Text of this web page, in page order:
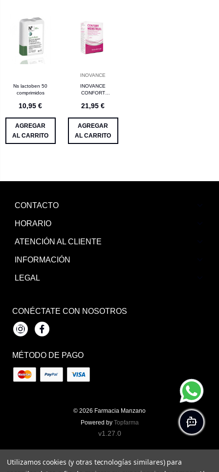
Ns lactoben 50
comprimidos
10,95 €
AGREGAR
AL CARRITO
INOVANCE
INOVANCE
CONFORT
COMPRIMIDOS
21,95 €
AGREGAR
AL CARRITO
CONTACTO
HORARIO
ATENCIÓN AL CLIENTE
INFORMACIÓN
LEGAL
CONÉCTATE CON NOSOTROS
InstagramFacebook
MÉTODO DE PAGO
© 2026 Farmacia Manzano
Powered by Topfarma
v1.27.0
Utilizamos cookies (y otras tecnologías similares) para